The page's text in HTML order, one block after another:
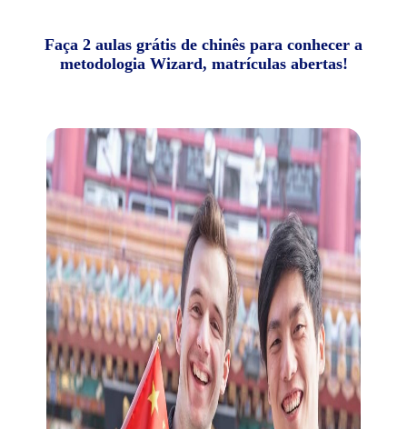
Faça 2 aulas grátis de chinês para conhecer a
metodologia Wizard, matrículas abertas!